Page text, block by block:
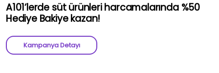
A101’lerde süt ürünleri harcamalarında %50
Hediye Bakiye kazan!
Kampanya Detayı